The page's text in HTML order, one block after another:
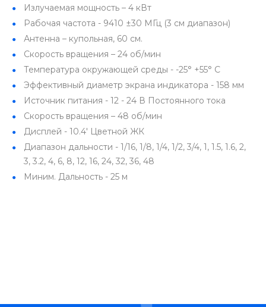
Излучаемая мощность – 4 кВт
Рабочая частота - 9410 ±30 МГц (3 см диапазон)
Антенна – купольная, 60 см.
Скорость вращения – 24 об/мин
Температура окружающей среды - -25° +55° С
Эффективный диаметр экрана индикатора - 158 мм
Источник питания - 12 - 24 В Постоянного тока
Скорость вращения – 48 об/мин
Дисплей - 10.4' Цветной ЖК
Диапазон дальности - 1/16, 1/8, 1/4, 1/2, 3/4, 1, 1.5, 1.6, 2,
3, 3.2, 4, 6, 8, 12, 16, 24, 32, 36, 48
Миним. Дальность - 25 м